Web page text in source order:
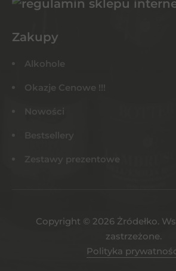
Zakupy
Alkohole
Okazje Cenowe !!!
Nowości
Bestsellery
Zestawy prezentowe
Copyright © 2026 Żródełko.
zastrzeżone.
Polityka